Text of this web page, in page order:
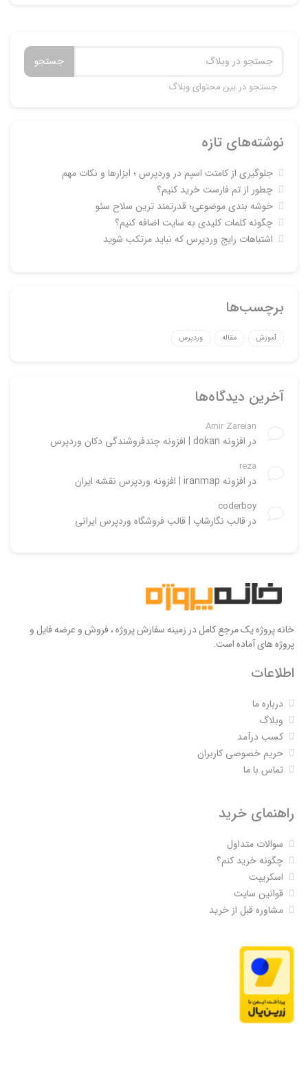
جستجو
جستجو در بین محتوای وبلاگ
نوشته‌های تازه
جلوگیری از کامنت اسپم در وردپرس ؛ ابزارها و نکات مهم
چطور از تم فارست خرید کنیم؟
خوشه بندی موضوعی؛ قدرتمند ترین سلاح سئو
چگونه کلمات کلیدی به سایت اضافه کنیم؟
اشتباهات رایج وردپرس که نباید مرتکب شوید
برچسب‌ها
آموزش مقاله وردپرس
آخرین دیدگاه‌ها
Amir Zareian
در افزونه dokan | افزونه چندفروشندگی دکان وردپرس
reza
در افزونه iranmap | افزونه وردپرس نقشه ایران
coderboy
در قالب نگارشاپ | قالب فروشگاه وردپرس ایرانی
خانه پروژه یک مرجع کامل در زمینه سفارش پروژه ، فروش و عرضه فایل و
پروژه های آماده است.
اطلاعات
درباره ما
وبلاگ
کسب درآمد
حریم خصوصی کاربران
تماس با ما
راهنمای خرید
سوالات متداول
چگونه خرید کنم؟
اسکریپت
قوانین سایت
مشاوره قبل از خرید